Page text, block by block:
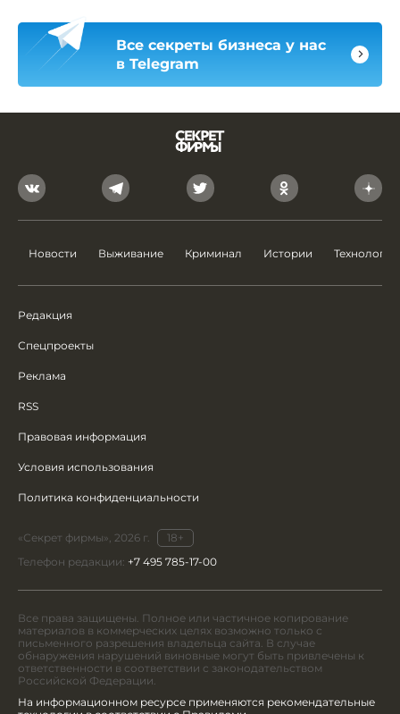
Все секреты бизнеса у нас
в Telegram
Новости Выживание Криминал Истории Технологии
Редакция
Спецпроекты
Реклама
RSS
Правовая информация
Условия использования
Политика конфиденциальности
«Секрет фирмы», 2026 г.
18+
Телефон редакции: +7 495 785-17-00
Все права защищены. Полное или частичное копирование
материалов в коммерческих целях возможно только с
письменного разрешения владельца сайта. В случае
обнаружения нарушений виновные могут быть привлечены к
ответственности в соответствии с законодательством
Российской Федерации.
На информационном ресурсе применяются рекомендательные